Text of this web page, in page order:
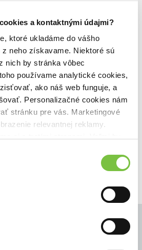
a kontaktnými údajmi?
ktoré ukladáme do vášho
neho získavame. Niektoré sú
nich by stránka vôbec
používame analytické cookies,
ako náš web funguje, a
Personalizačné cookies nám
stránku pre vás. Marketingové
relevantnej reklamy.
Slim metal metal čierna, roller
Castell
roller Neo Slim so sofistikovaným
Čierna náplň s keramickou
vymeniteľná...Zobraziť viac
o 4 dni.